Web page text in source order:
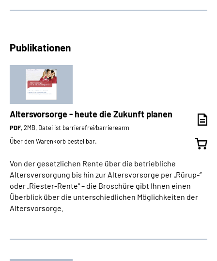
Publikationen
Altersvorsorge - heute die Zukunft planen
PDF, 2MB, Datei ist barrierefrei⁄barrierearm
Über den Warenkorb bestellbar.
Von der gesetzlichen Rente über die betriebliche
Altersversorgung bis hin zur Altersvorsorge per „Rürup-“
oder „Riester-Rente“ – die Broschüre gibt Ihnen einen
Überblick über die unterschiedlichen Möglichkeiten der
Altersvorsorge.